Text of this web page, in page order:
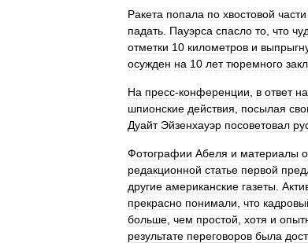
Ракета попала по хвостовой части
падать Пауэрса спасло то что
отметки 10 километров и
осужден на 10 лет тюремного
На пресс-конференции в ответ на
шпионские действия посылая
Дуайт Эйзенхауэр посоветовал
Фотографии Абеля и материалы о
редакционной статье первой
другие американские газеты
прекрасно понимали что
больше чем простой хотя и
результате переговоров была